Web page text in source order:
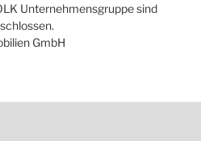
Unternehmensgruppe sind
GmbH